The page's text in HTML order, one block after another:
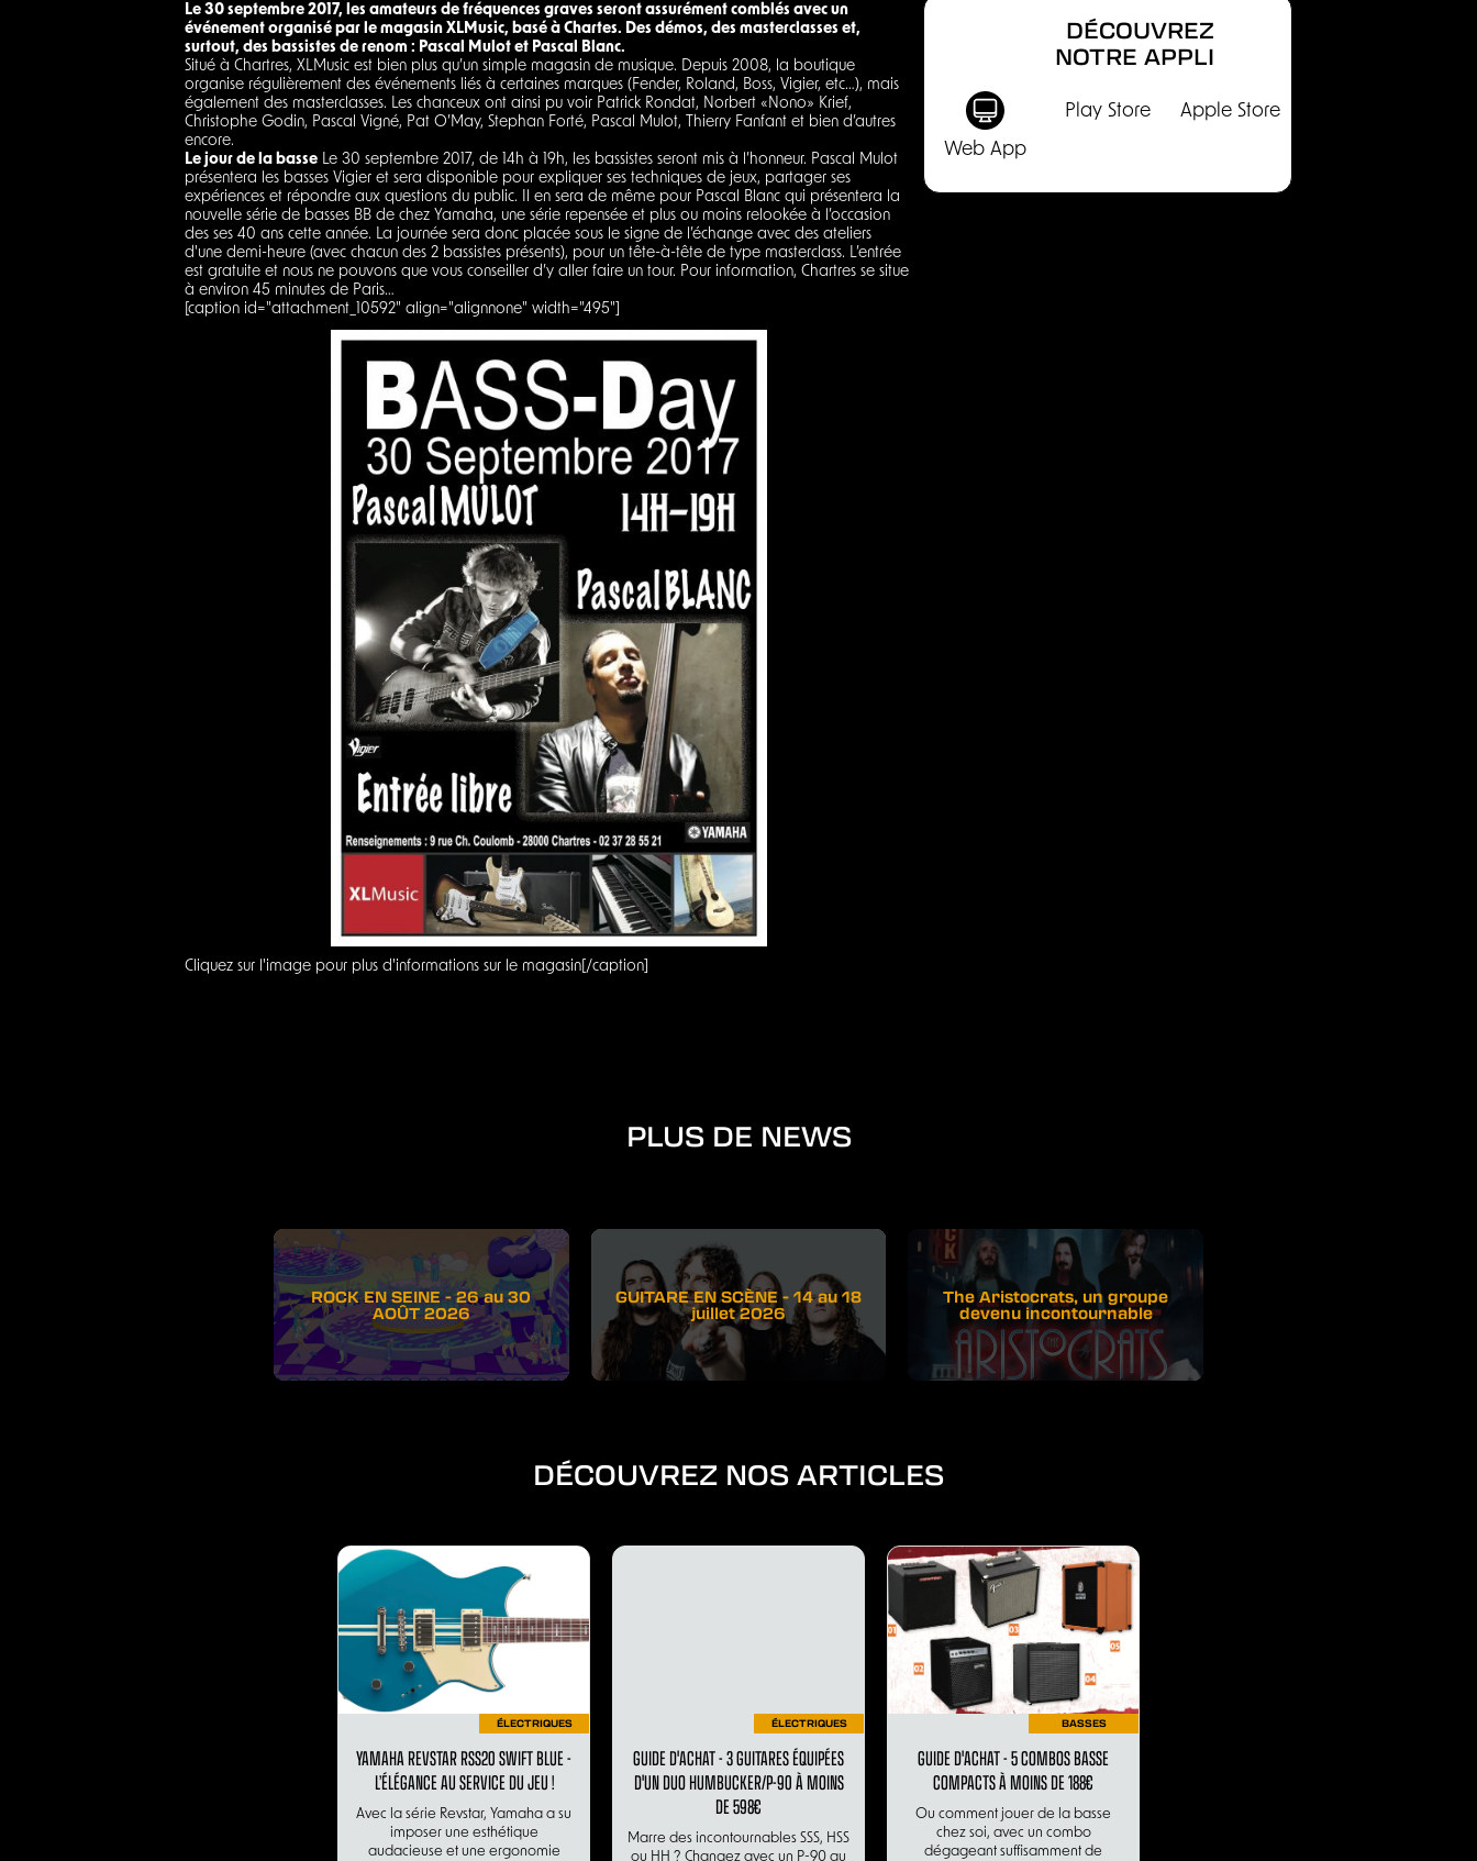
Le 30 septembre 2017, les amateurs de fréquences graves seront assurément comblés avec un
événement organisé par le magasin XLMusic, basé à Chartes. Des démos, des masterclasses et,
surtout, des bassistes de renom : Pascal Mulot et Pascal Blanc.
Situé à Chartres, XLMusic est bien plus qu’un simple magasin de musique. Depuis 2008, la boutique
organise régulièrement des événements liés à certaines marques (Fender, Roland, Boss, Vigier, etc…), mais
également des masterclasses. Les chanceux ont ainsi pu voir Patrick Rondat, Norbert «Nono» Krief,
Christophe Godin, Pascal Vigné, Pat O’May, Stephan Forté, Pascal Mulot, Thierry Fanfant et bien d’autres
encore.
Le jour de la basse Le 30 septembre 2017, de 14h à 19h, les bassistes seront mis à l’honneur. Pascal Mulot
présentera les basses Vigier et sera disponible pour expliquer ses techniques de jeux, partager ses
expériences et répondre aux questions du public. Il en sera de même pour Pascal Blanc qui présentera la
nouvelle série de basses BB de chez Yamaha, une série repensée et plus ou moins relookée à l’occasion
des ses 40 ans cette année. La journée sera donc placée sous le signe de l’échange avec des ateliers
d'une demi-heure (avec chacun des 2 bassistes présents), pour un tête-à-tête de type masterclass. L’entrée
est gratuite et nous ne pouvons que vous conseiller d’y aller faire un tour. Pour information, Chartres se situe
à environ 45 minutes de Paris…
[caption id="attachment_10592" align="alignnone" width="495"]
Cliquez sur l'image pour plus d'informations sur le magasin[/caption]
DÉCOUVREZ
NOTRE APPLI
Web App
Play Store Apple Store
PLUS DE NEWS
ROCK EN SEINE - 26 au 30
AOÛT 2026
GUITARE EN SCÈNE - 14 au 18
juillet 2026
The Aristocrats, un groupe
devenu incontournable
DÉCOUVREZ NOS ARTICLES
ÉLECTRIQUES
YAMAHA REVSTAR RSS20 SWIFT BLUE -
L’ÉLÉGANCE AU SERVICE DU JEU !
Avec la série Revstar, Yamaha a su
imposer une esthétique
audacieuse et une ergonomie
ÉLECTRIQUES
GUIDE D'ACHAT - 3 GUITARES ÉQUIPÉES
D'UN DUO HUMBUCKER/P-90 À MOINS
DE 598€
Marre des incontournables SSS, HSS
ou HH ? Changez avec un P-90 au
BASSES
GUIDE D'ACHAT - 5 COMBOS BASSE
COMPACTS À MOINS DE 188€
Ou comment jouer de la basse
chez soi, avec un combo
dégageant suffisamment de